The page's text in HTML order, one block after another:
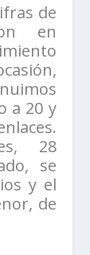
de
en
a 20 y
28
se
y el
de